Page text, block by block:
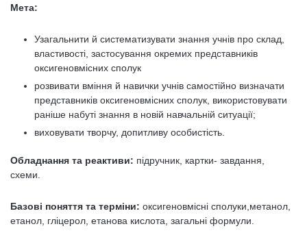
Мета:
Узагальнити й систематизувати знання учнів про склад,
властивості, застосування окремих представників
оксигеновмісних сполук
розвивати вміння й навички учнів самостійно визначати
представників оксигеновмісних сполук, використовувати
раніше набуті знання в новій навчальній ситуації;
виховувати творчу, допитливу особистість.
Обладнання та реактиви: підручник, картки- завдання,
схеми.
Базові поняття та терміни: оксигеновмісні сполуки,метанол,
етанол, гліцерол, етанова кислота, загальні формули.